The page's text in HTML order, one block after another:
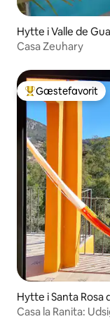
Hytte i Valle de
Casa Zeuhary
Bedste
Gæstefavorit
Hytte i Santa Rosa
Casa la Ranita: